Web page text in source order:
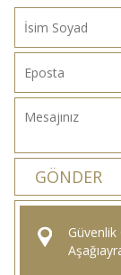
GÖNDER
Güvenlik